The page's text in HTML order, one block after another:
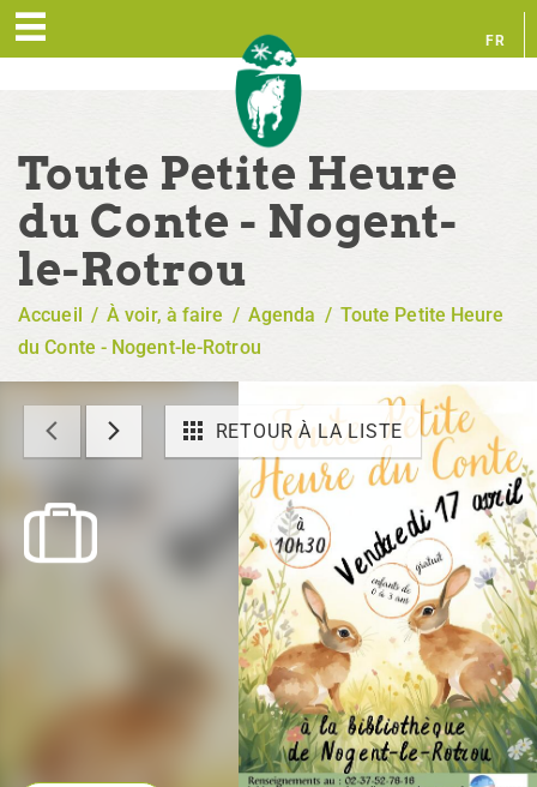
FR
Toute Petite Heure
du Conte - Nogent-
le-Rotrou
Accueil / À voir, à faire / Agenda / Toute Petite Heure
du Conte - Nogent-le-Rotrou
RETOUR À LA LISTE